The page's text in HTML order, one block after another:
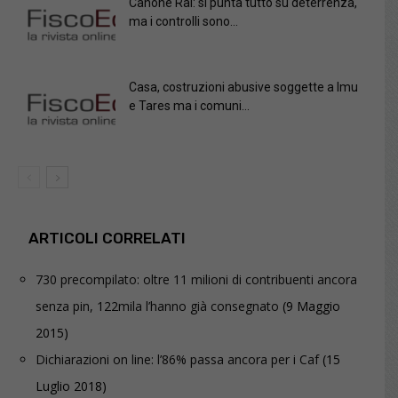
Canone Rai: si punta tutto su deterrenza,
ma i controlli sono...
Casa, costruzioni abusive soggette a Imu
e Tares ma i comuni...
ARTICOLI CORRELATI
730 precompilato: oltre 11 milioni di contribuenti ancora
senza pin, 122mila l’hanno già consegnato (9 Maggio
2015)
Dichiarazioni on line: l’86% passa ancora per i Caf(15
Luglio 2018)